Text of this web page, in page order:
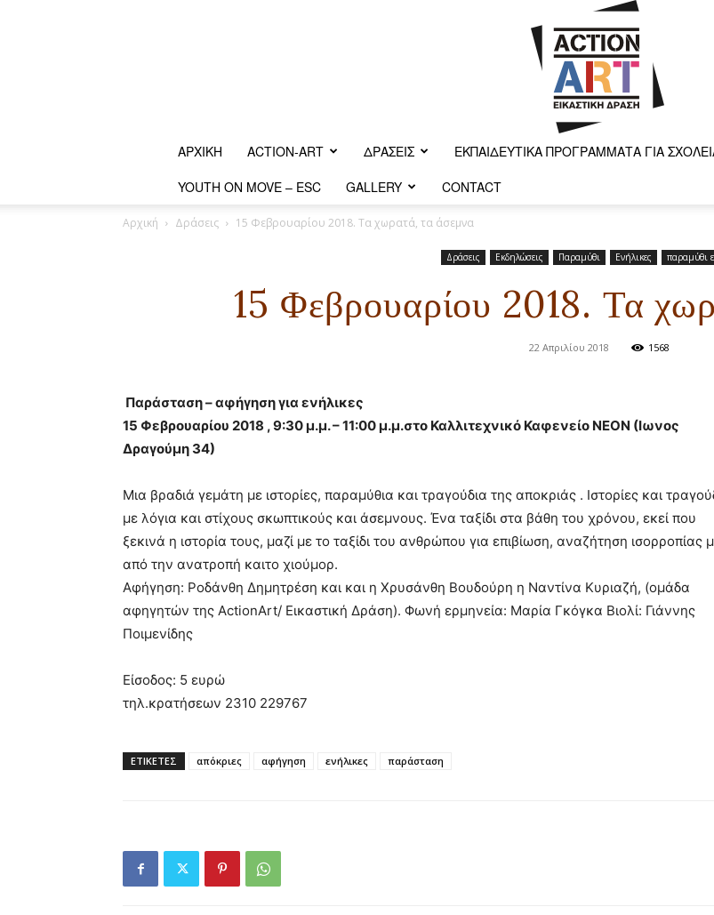
ΑΡΧΙΚΗ ACTION-ART ΔΡΆΣΕΙΣ ΕΚΠΑΙΔΕΥΤΙΚΆ ΠΡΟΓΡΆΜΜΑΤΑ ΓΙΑ
YOUTH ON MOVE – ESC
GALLERY CONTACT
Αρχική Δράσεις 15 Φεβρουαρίου 2018. Τα χωρατά, τα άσεμνα
Δράσεις Εκδηλώσεις Παραμύθι Ενήλικες παραμύθι
15 Φεβρουαρίου 2018. Τα
22 Απριλίου 2018 1568
Παράσταση – αφήγηση για ενήλικες
15 Φεβρουαρίου 2018 , 9:30 μ.μ. – 11:00 μ.μ.στο Καλλιτεχνικό Καφενείο ΝΕΟΝ (Ιωνος
Δραγούμη 34)
Μια βραδιά γεμάτη με ιστορίες, παραμύθια και τραγούδια της αποκριάς . Ιστορίες και
με λόγια και στίχους σκωπτικούς και άσεμνους. Ένα ταξίδι στα βάθη του χρόνου, εκεί που
ξεκινά η ιστορία τους, μαζί με το ταξίδι του ανθρώπου για επιβίωση, αναζήτηση ισορροπίας
από την ανατροπή καιτο χιούμορ.
Αφήγηση: Ροδάνθη Δημητρέση και και η Χρυσάνθη Βουδούρη η Ναντίνα Κυριαζή, (ομάδα
αφηγητών της ActionArt/ Εικαστική Δράση). Φωνή ερμηνεία: Μαρία Γκόγκα Βιολί: Γιάννης
Ποιμενίδης
Είσοδος: 5 ευρώ
τηλ.κρατήσεων 2310 229767
ΕΤΙΚΕΤΕΣ απόκριες αφήγηση ενήλικες παράσταση